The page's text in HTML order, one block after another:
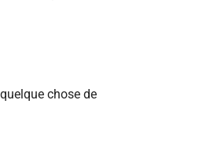
chose de